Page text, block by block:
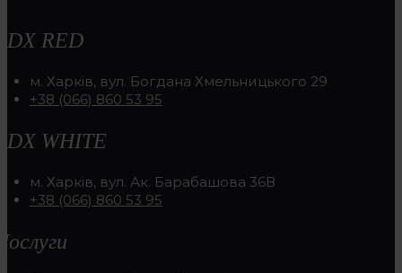
RED
м. Харків, вул. Богдана Хмельницького 29
+38 (066) 860 53 95
WHITE
м. Харків, вул. Ак. Барабашова 36В
+38 (066) 860 53 95